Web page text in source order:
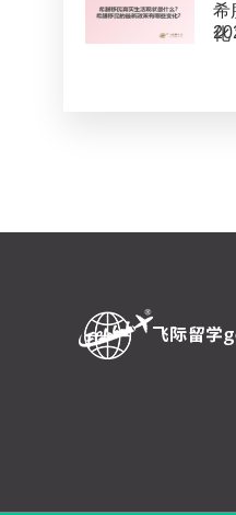
希
化